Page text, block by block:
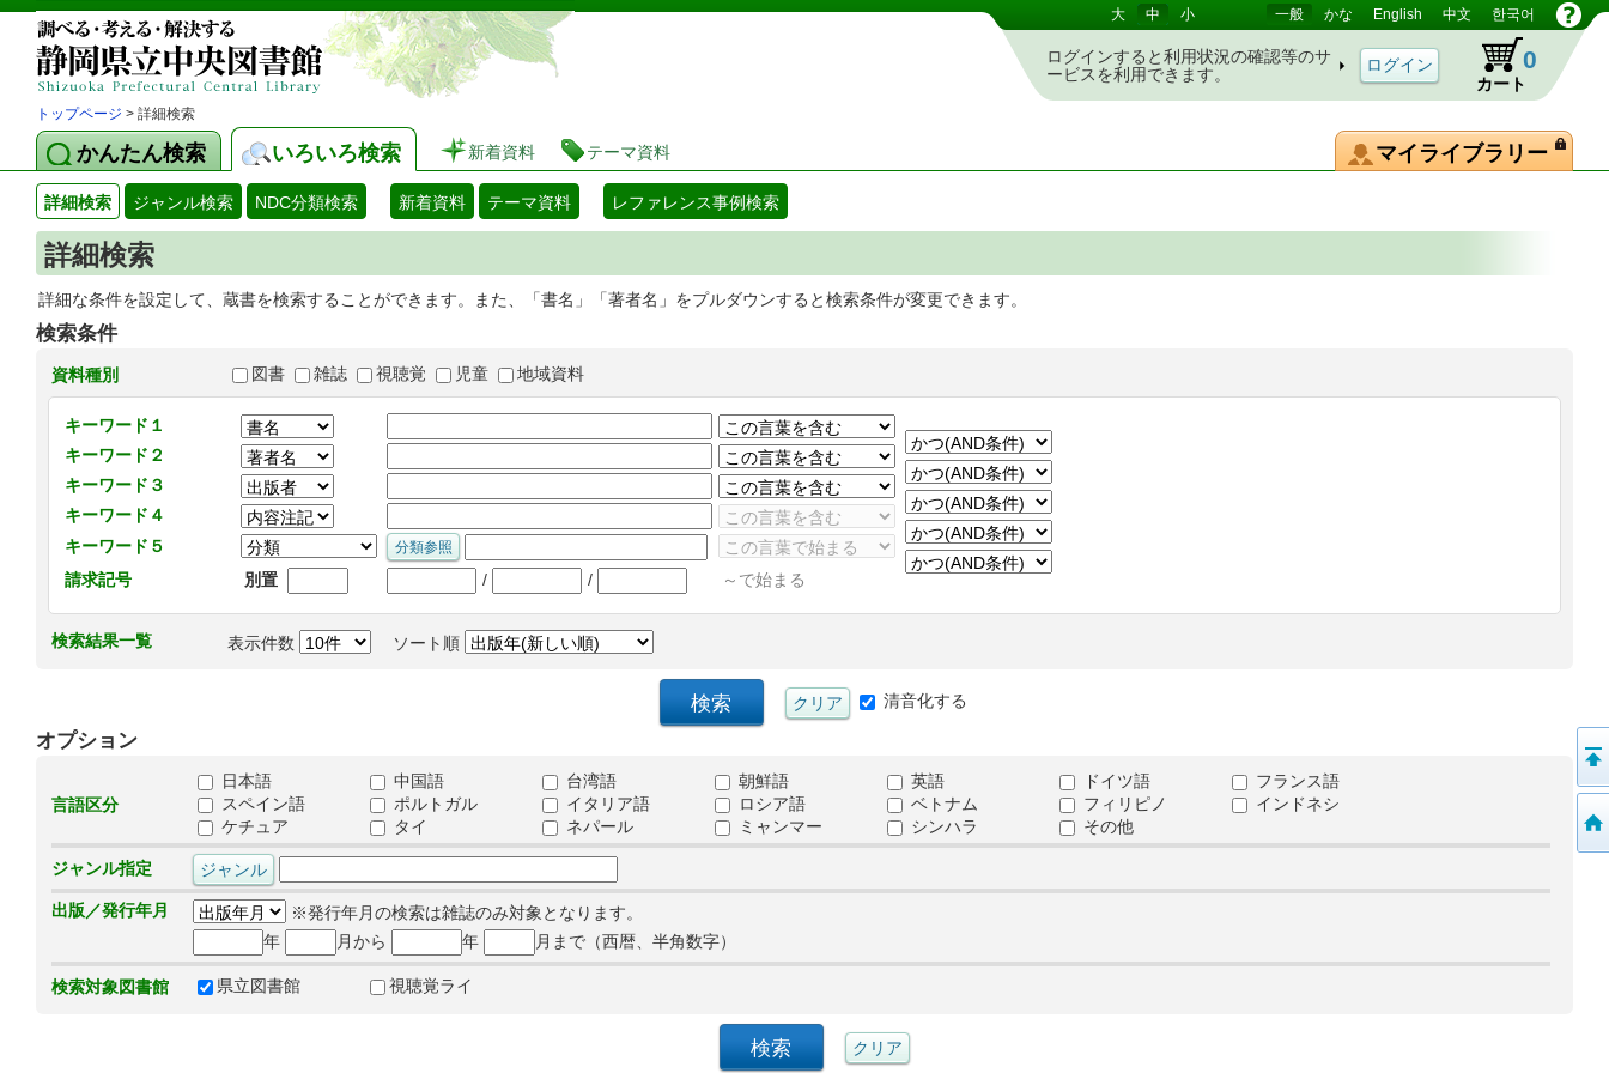
静岡県立図書館 蔵書検索・予約システム 大 中 小 一般 かな English 中文 한국어
ログインすると利用状況の確認等のサ
ービスを利用できます。
カート
0
トップページ > 詳細検索
かんたん検索 いろいろ検索 新着資料 テーマ資料 マイライブラリー
詳細検索 ジャンル検索 NDC分類検索 新着資料 テーマ資料 レファレンス事例検索
詳細検索
詳細な条件を設定して、蔵書を検索することができます。また、「書名」「著者名」をプルダウンすると検索条件が変更できます。
検索条件
資料種別 図書 雑誌 視聴覚 児童 地域資料
キーワード１
キーワード２
キーワード３
キーワード４
キーワード５
請求記号
別置 / / ～で始まる
検索結果一覧 表示件数 ソート順
清音化する
オプション
言語区分
日本語 中国語 台湾語 朝鮮語 英語 ドイツ語
フランス語
スペイン語
ポルトガル イタリア語 ロシア語 ベトナム フィリピノ
インドネシ
ケチュア
タイ ネパール ミャンマー シンハラ その他
ジャンル指定
出版／発行年月
※発行年月の検索は雑誌のみ対象となります。
年
月から 年 月まで（西暦、半角数字）
検索対象図書館 県立図書館 視聴覚ライ